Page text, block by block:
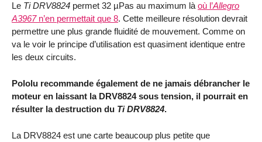
Le Ti DRV8824 permet 32 µPas au maximum là où l’Allegro
A3967n’en permettait que 8. Cette meilleure résolution devrait
permettre une plus grande fluidité de mouvement. Comme on
va le voir le principe d’utilisation est quasiment identique entre
les deux circuits.
Pololu recommande également de ne jamais débrancher le
moteur en laissant la DRV8824 sous tension, il pourrait en
résulter la destruction du Ti DRV8824.
La DRV8824 est une carte beaucoup plus petite que